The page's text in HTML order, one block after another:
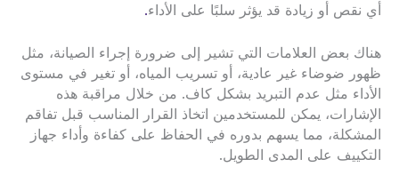
أي نقص أو زيادة قد يؤثر سلبًا على الأداء.
هناك بعض العلامات التي تشير إلى ضرورة إجراء الصيانة، مثل
ظهور ضوضاء غير عادية، أو تسريب المياه، أو تغير في مستوى
الأداء مثل عدم التبريد بشكل كاف. من خلال مراقبة هذه
الإشارات، يمكن للمستخدمين اتخاذ القرار المناسب قبل تفاقم
المشكلة، مما يسهم بدوره في الحفاظ على كفاءة وأداء جهاز
التكييف على المدى الطويل.